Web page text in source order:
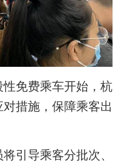
免费乘车开始，杭
措施，保障乘客出
导乘客分批次、